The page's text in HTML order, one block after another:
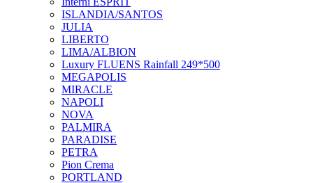
ISLANDIA/SANTOS
JULIA
LIBERTO
LIMA/ALBION
Luxury FLUENS Rainfall 249*500
MEGAPOLIS
MIRACLE
NAPOLI
NOVA
PALMIRA
PARADISE
PETRA
Pion Crema
PORTLAND